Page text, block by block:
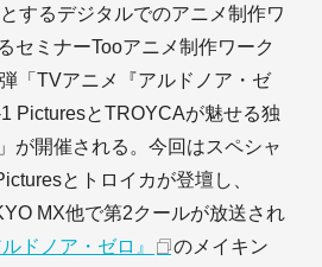
するデジタルでのアニメ制作ワ
セミナーTooアニメ制作ワーク
「TVアニメ『アルドノア・ゼ
PicturesとTROYCAが魅せる独
が開催される。今回はスペシャ
とトロイカが登壇し、
MX他で第2クールが放送され
ルドノア・ゼロ』
のメイキン